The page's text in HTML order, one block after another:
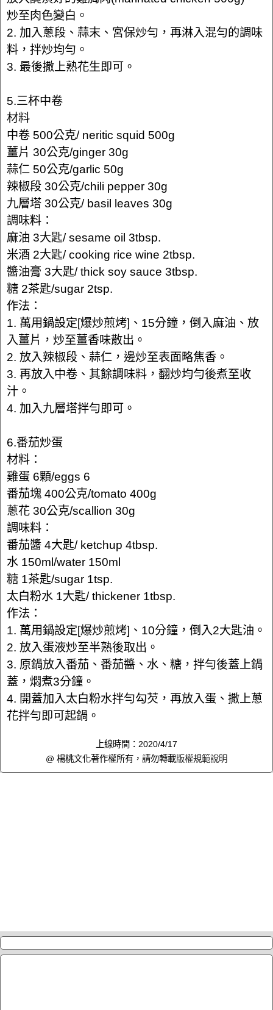
炒至肉色變白。
2. 加入蔥段、蒜末、宮保炒勻，再淋入混勻的調味
料，拌炒均勻。
3. 最後撒上熟花生即可。
5.三杯中卷
材料
中卷 500公克/ neritic squid 500g
薑片 30公克/ginger 30g
蒜仁 50公克/garlic 50g
辣椒段 30公克/chili pepper 30g
九層塔 30公克/ basil leaves 30g
調味料：
麻油 3大匙/ sesame oil 3tbsp.
米酒 2大匙/ cooking rice wine 2tbsp.
醬油膏 3大匙/ thick soy sauce 3tbsp.
糖 2茶匙/sugar 2tsp.
作法：
1. 萬用鍋設定[爆炒煎烤]、15分鐘，倒入麻油、放
入薑片，炒至薑香味散出。
2. 放入辣椒段、蒜仁，邊炒至表面略焦香。
3. 再放入中卷、其餘調味料，翻炒均勻後煮至收
汁。
4. 加入九層塔拌勻即可。
6.番茄炒蛋
材料：
雞蛋 6顆/eggs 6
番茄塊 400公克/tomato 400g
蔥花 30公克/scallion 30g
調味料：
番茄醬 4大匙/ ketchup 4tbsp.
水 150ml/water 150ml
糖 1茶匙/sugar 1tsp.
太白粉水 1大匙/ thickener 1tbsp.
作法：
1. 萬用鍋設定[爆炒煎烤]、10分鐘，倒入2大匙油。
2. 放入蛋液炒至半熟後取出。
3. 原鍋放入番茄、番茄醬、水、糖，拌勻後蓋上鍋
蓋，燜煮3分鐘。
4. 開蓋加入太白粉水拌勻勾芡，再放入蛋、撒上蔥
花拌勻即可起鍋。
上線時間：2020/4/17
@ 楊桃文化著作權所有，請勿轉載版權規範說明